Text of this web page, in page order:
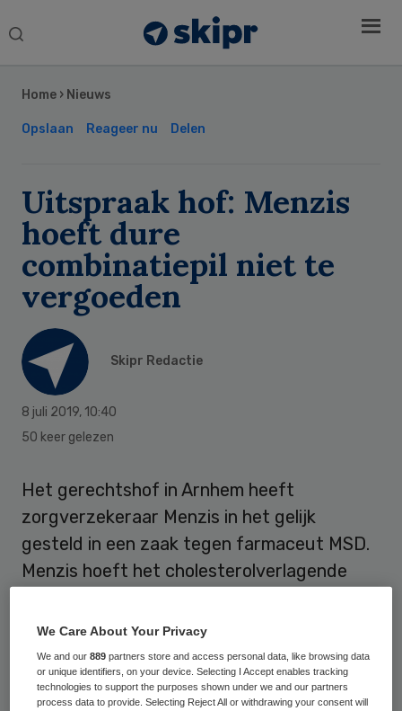
Search
Home › Nieuws
Opslaan Reageer nu Delen
Uitspraak hof: Menzis
hoeft dure
combinatiepil niet te
vergoeden
Skipr Redactie
8 juli 2019, 10:40
50 keer gelezen
Het gerechtshof in Arnhem heeft
zorgverzekeraar Menzis in het gelijk
gesteld in een zaak tegen farmaceut MSD.
Menzis hoeft het cholesterolverlagende
maakte het combinatiemiddel twintig keer
duurder dan de oude combinatie van twee
losse medicijnen.
Sidebar
We Care About Your Privacy
We and our889 partners store and access personal data, like browsing data
or unique identifiers, on your device. Selecting I Accept enables tracking
technologies to support the purposes shown under we and our partners
process data to provide. Selecting Reject All or withdrawing your consent will